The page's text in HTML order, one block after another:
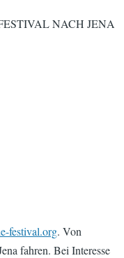
NACH JENA
festival.org. Von
fahren. Bei Interesse